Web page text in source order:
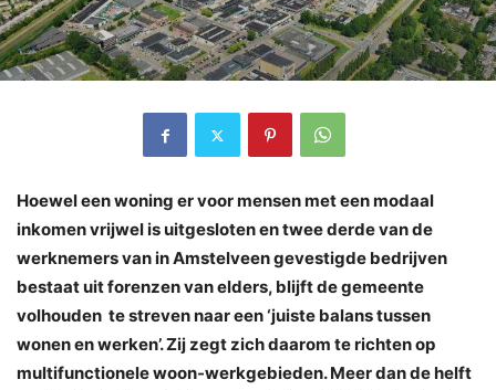
Hoewel een woning er voor mensen met een modaal
inkomen vrijwel is uitgesloten en twee derde van de
werknemers van in Amstelveen gevestigde bedrijven
bestaat uit forenzen van elders, blijft de gemeente
volhouden te streven naar een ‘juiste balans tussen
wonen en werken’. Zij zegt zich daarom te richten op
multifunctionele woon-werkgebieden. Meer dan de helft